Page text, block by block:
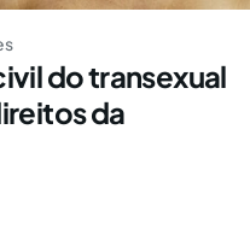
do transexual
da